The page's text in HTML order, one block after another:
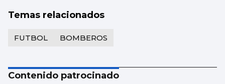
Temas relacionados
FUTBOL BOMBEROS
Contenido patrocinado